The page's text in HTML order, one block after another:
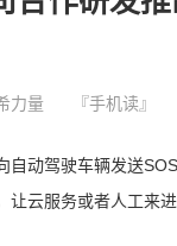
力量 『手机读』
自动驾驶车辆发送
云服务或者人工来进